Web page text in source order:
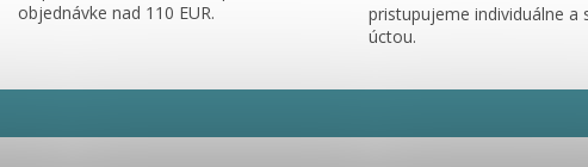
objednávke nad 110 EUR.
pristupujeme individuálne a
úctou.